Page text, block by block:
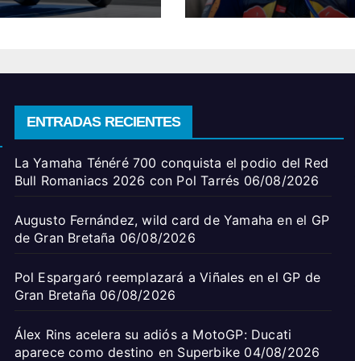
ENTRADAS RECIENTES
La Yamaha Ténéré 700 conquista el podio del Red
Bull Romaniacs 2026 con Pol Tarrés 06/08/2026
Augusto Fernández, wild card de Yamaha en el GP
de Gran Bretaña 06/08/2026
Pol Espargaró reemplazará a Viñales en el GP de
Gran Bretaña 06/08/2026
Álex Rins acelera su adiós a MotoGP: Ducati
aparece como destino en Superbike 04/08/2026